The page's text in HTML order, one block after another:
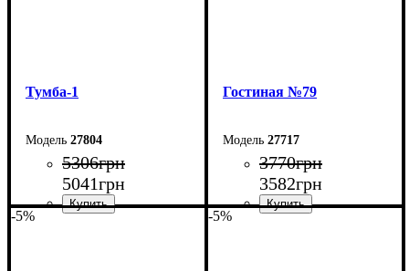
Тумба-1
27804
5306грн
5041грн
Гостиная №79
27717
3770грн
3582грн
-5% -5%